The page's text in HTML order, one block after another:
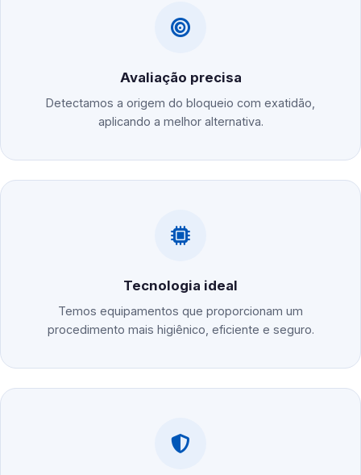
Avaliação precisa
Detectamos a origem do bloqueio com exatidão,
aplicando a melhor alternativa.
Tecnologia ideal
Temos equipamentos que proporcionam um
procedimento mais higiênico, eficiente e seguro.